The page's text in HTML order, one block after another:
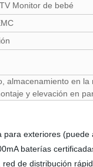
Monitor de bebé
almacenamiento en
y elevación en
exteriores (puede
baterías
de distribución